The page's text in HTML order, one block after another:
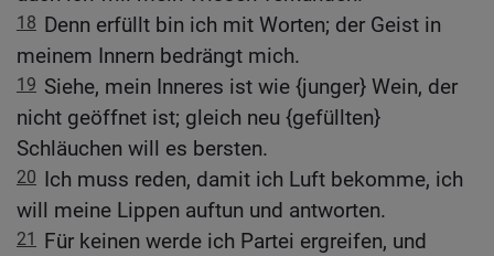
18 Denn erfüllt bin ich mit Worten; der Geist in
meinem Innern bedrängt mich.
19 Siehe, mein Inneres ist wie {junger} Wein, der
nicht geöffnet ist; gleich neu {gefüllten}
Schläuchen will es bersten.
20 Ich muss reden, damit ich Luft bekomme, ich
will meine Lippen auftun und antworten.
21
Für keinen werde ich Partei ergreifen, und